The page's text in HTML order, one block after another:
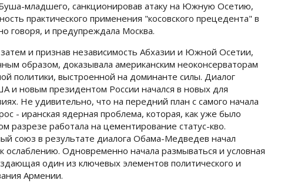
младшего, санкционировав атаку на Южную Осетию,
практического применения "косовского прецедента" в
говоря, и предупреждала Москва.
затем и признав независимость Абхазии и Южной Осетии,
образом, доказывала американским неоконсерваторам
политики, выстроенной на доминанте силы. Диалог
новым президентом России начался в новых для
Не удивительно, что на передний план с самого начала
- иранская ядерная проблема, которая, как уже было
разрезе работала на цементирование статус-кво.
союз в результате диалога Обама-Медведев начал
Одновременно начала размываться и условная
один из ключевых элементов политического и
Армении.